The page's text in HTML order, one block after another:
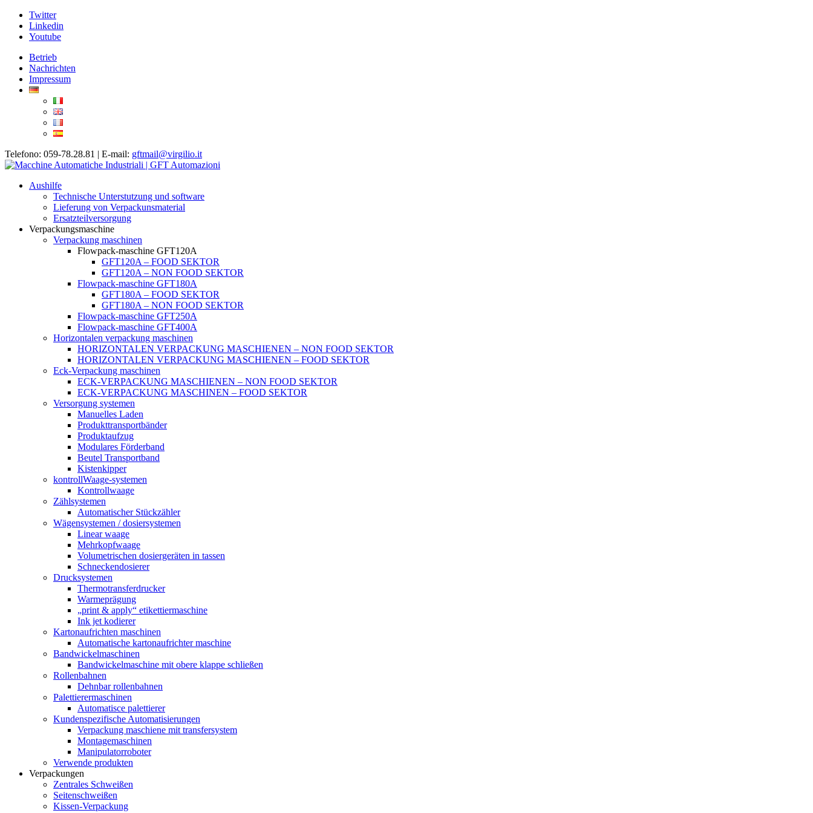
Twitter
Linkedin
Youtube
Betrieb
Nachrichten
Impressum
Telefono: 059-78.28.81 | E-mail: gftmail@virgilio.it
Aushilfe
Technische Unterstutzung und software
Lieferung von Verpackunsmaterial
Ersatzteilversorgung
Verpackungsmaschine
Verpackung maschinen
Flowpack-maschine GFT120A
GFT120A – FOOD SEKTOR
GFT120A – NON FOOD SEKTOR
Flowpack-maschine GFT180A
GFT180A – FOOD SEKTOR
GFT180A – NON FOOD SEKTOR
Flowpack-maschine GFT250A
Flowpack-maschine GFT400A
Horizontalen verpackung maschinen
HORIZONTALEN VERPACKUNG MASCHIENEN – NON FOOD SEKTOR
HORIZONTALEN VERPACKUNG MASCHIENEN – FOOD SEKTOR
Eck-Verpackung maschinen
ECK-VERPACKUNG MASCHIENEN – NON FOOD SEKTOR
ECK-VERPACKUNG MASCHINEN – FOOD SEKTOR
Versorgung systemen
Manuelles Laden
Produkttransportbänder
Produktaufzug
Modulares Förderband
Beutel Transportband
Kistenkipper
kontrollWaage-systemen
Kontrollwaage
Zählsystemen
Automatischer Stückzähler
Wägensystemen / dosiersystemen
Linear waage
Mehrkopfwaage
Volumetrischen dosiergeräten in tassen
Schneckendosierer
Drucksystemen
Thermotransferdrucker
Warmeprägung
„print & apply“ etikettiermaschine
Ink jet kodierer
Kartonaufrichten maschinen
Automatische kartonaufrichter maschine
Bandwickelmaschinen
Bandwickelmaschine mit obere klappe schließen
Rollenbahnen
Dehnbar rollenbahnen
Palettierermaschinen
Automatisce palettierer
Kundenspezifische Automatisierungen
Verpackung maschiene mit transfersystem
Montagemaschinen
Manipulatorroboter
Verwende produkten
Verpackungen
Zentrales Schweißen
Seitenschweißen
Kissen-Verpackung